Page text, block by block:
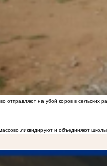
отправляют на убой коров в сельских
ликвидируют и объединяют